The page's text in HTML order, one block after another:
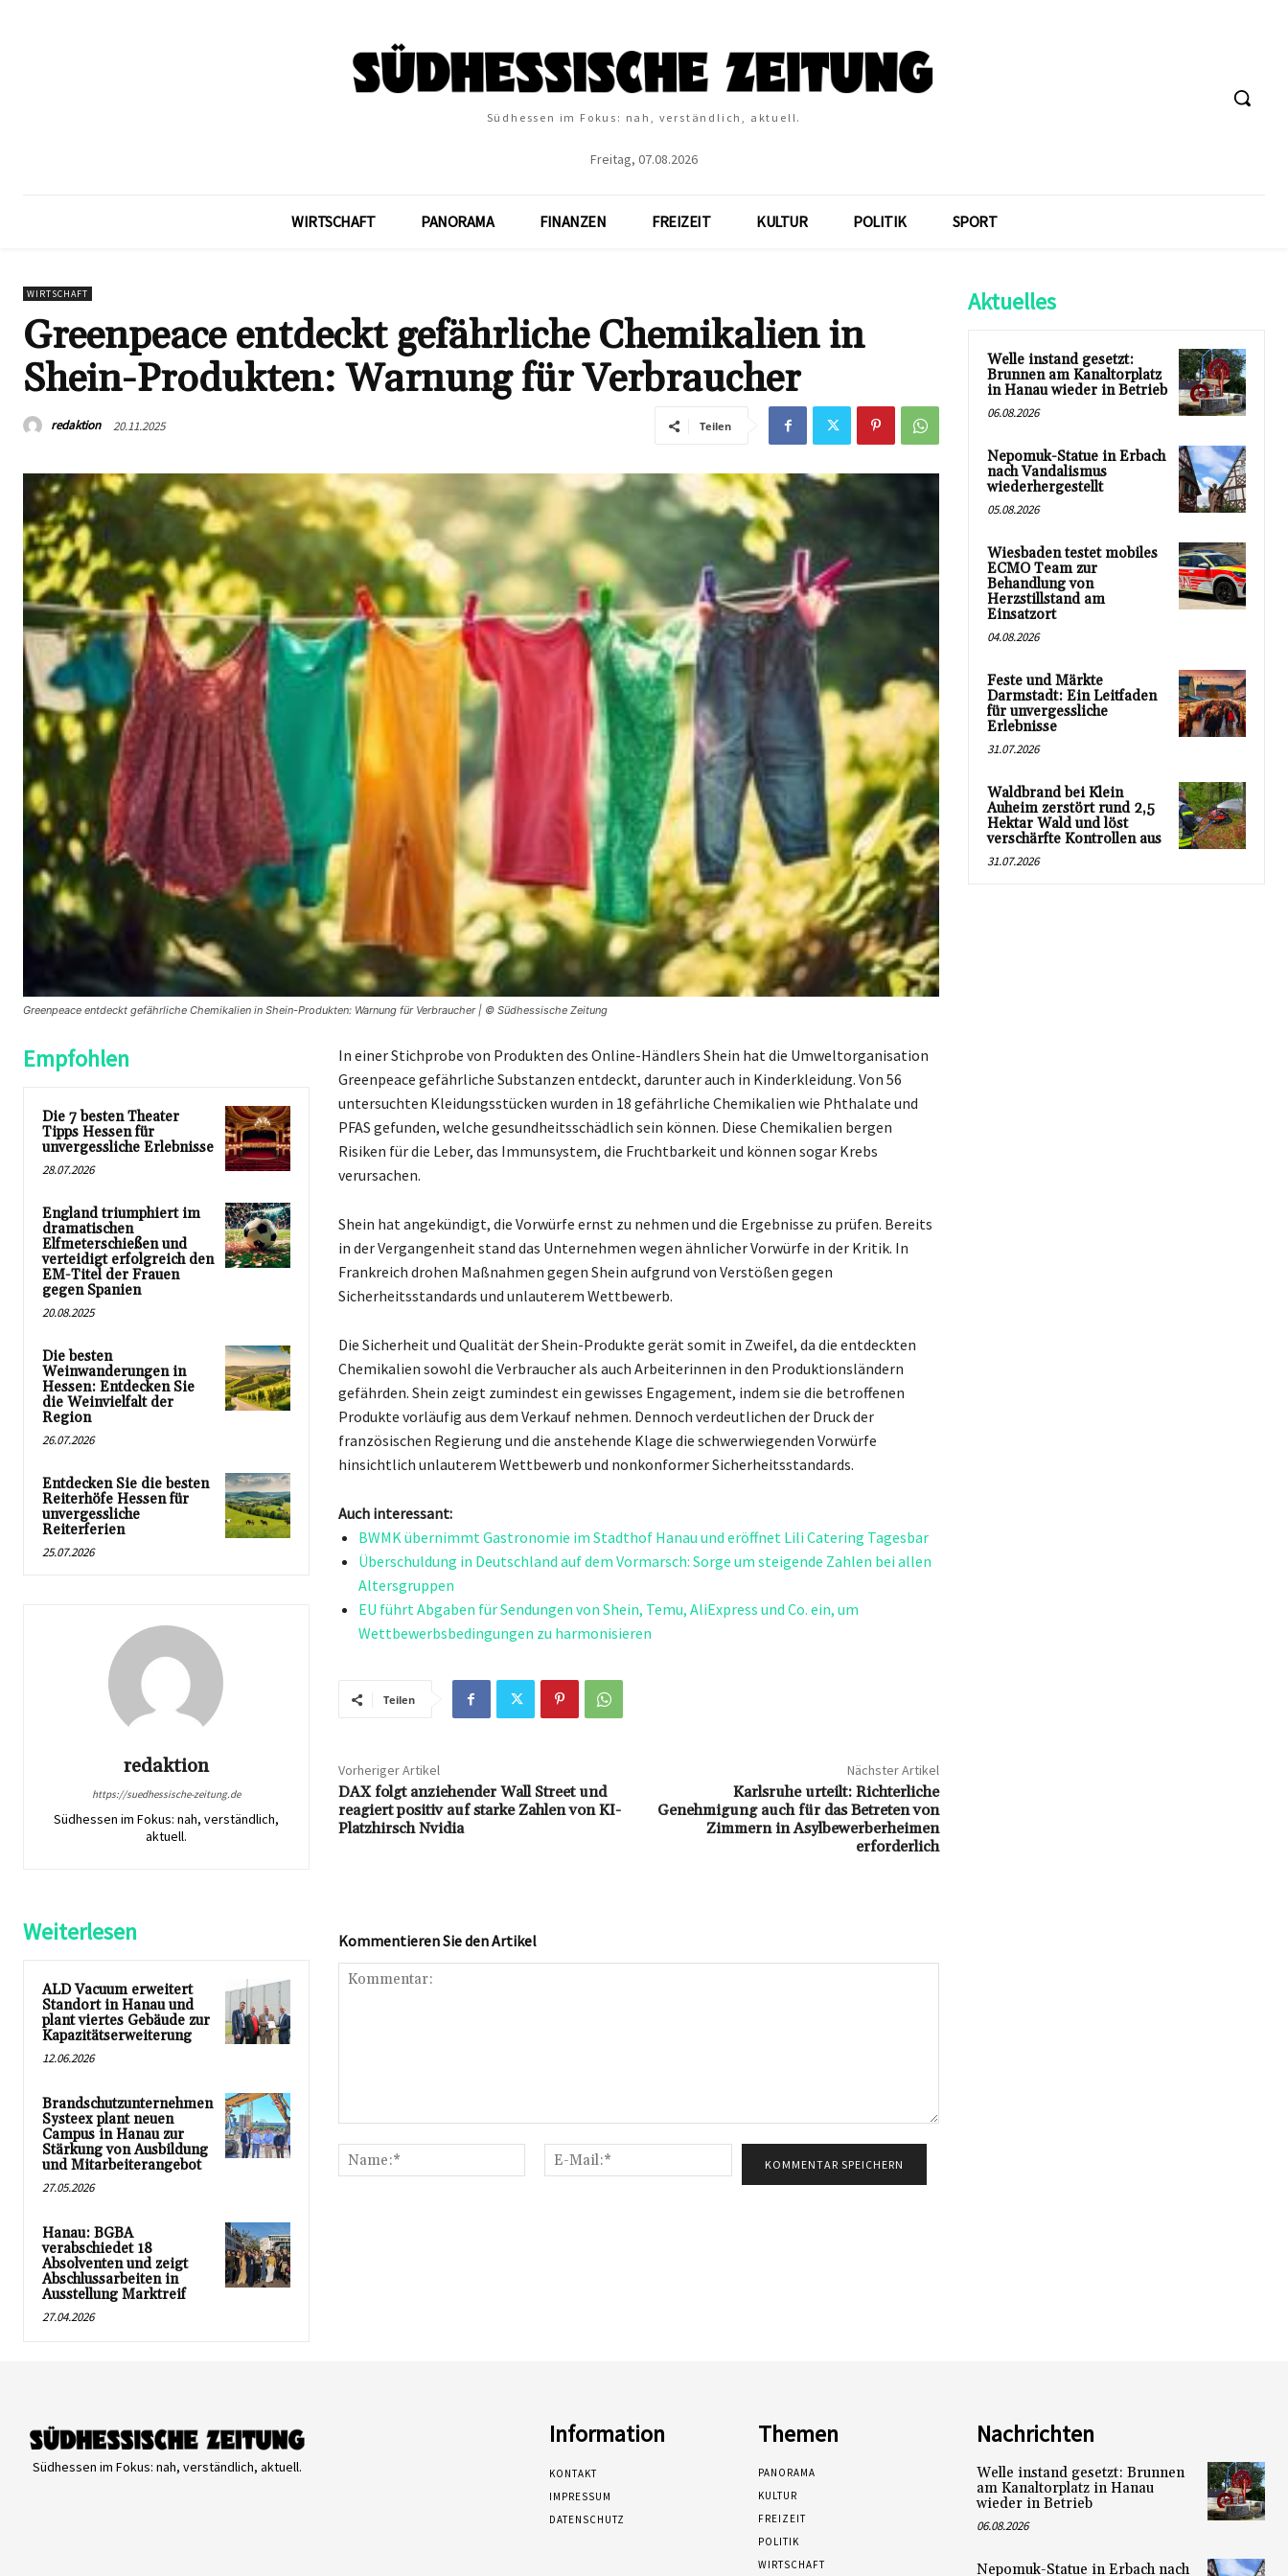
Südhessen im Fokus: nah, verständlich, aktuell.
Freitag, 07.08.2026
WIRTSCHAFT PANORAMA FINANZEN FREIZEIT KULTUR POLITIK SPORT
WIRTSCHAFT
Greenpeace entdeckt gefährliche Chemikalien in
Shein-Produkten: Warnung für Verbraucher
redaktion 20.11.2025 Teilen
Greenpeace entdeckt gefährliche Chemikalien in Shein-Produkten: Warnung für Verbraucher | © Südhessische Zeitung
Empfohlen
Die 7 besten Theater
Tipps Hessen für
unvergessliche Erlebnisse
28.07.2026
England triumphiert im
dramatischen
Elfmeterschießen und
verteidigt erfolgreich den
EM-Titel der Frauen
gegen Spanien
20.08.2025
Die besten
Weinwanderungen in
Hessen: Entdecken Sie
die Weinvielfalt der
Region
26.07.2026
Entdecken Sie die besten
Reiterhöfe Hessen für
unvergessliche
Reiterferien
25.07.2026
redaktion
https://suedhessische-zeitung.de
Südhessen im Fokus: nah, verständlich,
aktuell.
In einer Stichprobe von Produkten des Online-Händlers Shein hat die Umweltorganisation
Greenpeace gefährliche Substanzen entdeckt, darunter auch in Kinderkleidung. Von 56
untersuchten Kleidungsstücken wurden in 18 gefährliche Chemikalien wie Phthalate und
PFAS gefunden, welche gesundheitsschädlich sein können. Diese Chemikalien bergen
Risiken für die Leber, das Immunsystem, die Fruchtbarkeit und können sogar Krebs
verursachen.
Shein hat angekündigt, die Vorwürfe ernst zu nehmen und die Ergebnisse zu prüfen. Bereits
in der Vergangenheit stand das Unternehmen wegen ähnlicher Vorwürfe in der Kritik. In
Frankreich drohen Maßnahmen gegen Shein aufgrund von Verstößen gegen
Sicherheitsstandards und unlauterem Wettbewerb.
Die Sicherheit und Qualität der Shein-Produkte gerät somit in Zweifel, da die entdeckten
Chemikalien sowohl die Verbraucher als auch Arbeiterinnen in den Produktionsländern
gefährden. Shein zeigt zumindest ein gewisses Engagement, indem sie die betroffenen
Produkte vorläufig aus dem Verkauf nehmen. Dennoch verdeutlichen der Druck der
französischen Regierung und die anstehende Klage die schwerwiegenden Vorwürfe
hinsichtlich unlauterem Wettbewerb und nonkonformer Sicherheitsstandards.
Auch interessant:
BWMK übernimmt Gastronomie im Stadthof Hanau und eröffnet Lili Catering Tagesbar
Überschuldung in Deutschland auf dem Vormarsch: Sorge um steigende Zahlen bei allen
Altersgruppen
EU führt Abgaben für Sendungen von Shein, Temu, AliExpress und Co. ein, um
Wettbewerbsbedingungen zu harmonisieren
Teilen
Vorheriger Artikel
DAX folgt anziehender Wall Street und
reagiert positiv auf starke Zahlen von KI-
Platzhirsch Nvidia
Nächster Artikel
Karlsruhe urteilt: Richterliche
Genehmigung auch für das Betreten von
Zimmern in Asylbewerberheimen
erforderlich
Weiterlesen
ALD Vacuum erweitert
Standort in Hanau und
plant viertes Gebäude zur
Kapazitätserweiterung
12.06.2026
Brandschutzunternehmen
Systeex plant neuen
Campus in Hanau zur
Stärkung von Ausbildung
und Mitarbeiterangebot
27.05.2026
Hanau: BGBA
verabschiedet 18
Absolventen und zeigt
Abschlussarbeiten in
Ausstellung Marktreif
27.04.2026
Kommentieren Sie den Artikel
Name:*
Mail:*
Aktuelles
Welle instand gesetzt:
Brunnen am Kanaltorplatz
in Hanau wieder in Betrieb
06.08.2026
Nepomuk-Statue in Erbach
nach Vandalismus
wiederhergestellt
05.08.2026
Wiesbaden testet mobiles
ECMO Team zur
Behandlung von
Herzstillstand am
Einsatzort
04.08.2026
Feste und Märkte
Darmstadt: Ein Leitfaden
für unvergessliche
Erlebnisse
31.07.2026
Waldbrand bei Klein
Auheim zerstört rund 2,5
Hektar Wald und löst
verschärfte Kontrollen aus
31.07.2026
Südhessen im Fokus: nah, verständlich, aktuell.
Information
KONTAKT
IMPRESSUM
DATENSCHUTZ
Themen
PANORAMA
KULTUR
FREIZEIT
POLITIK
WIRTSCHAFT
Nachrichten
Welle instand gesetzt: Brunnen
am Kanaltorplatz in Hanau
wieder in Betrieb
06.08.2026
Nepomuk-Statue in Erbach nach